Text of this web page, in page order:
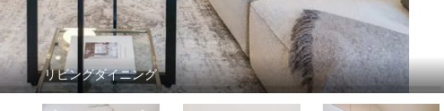
リビングダイニング